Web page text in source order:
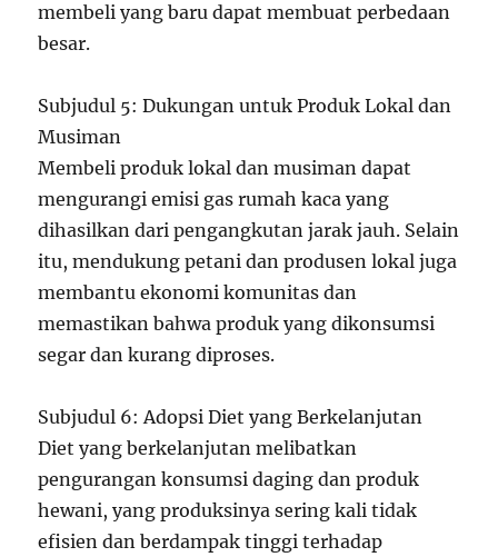
membeli yang baru dapat membuat perbedaan
besar.
Subjudul 5: Dukungan untuk Produk Lokal dan
Musiman
Membeli produk lokal dan musiman dapat
mengurangi emisi gas rumah kaca yang
dihasilkan dari pengangkutan jarak jauh. Selain
itu, mendukung petani dan produsen lokal juga
membantu ekonomi komunitas dan
memastikan bahwa produk yang dikonsumsi
segar dan kurang diproses.
Subjudul 6: Adopsi Diet yang Berkelanjutan
Diet yang berkelanjutan melibatkan
pengurangan konsumsi daging dan produk
hewani, yang produksinya sering kali tidak
efisien dan berdampak tinggi terhadap